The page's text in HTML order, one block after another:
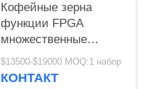
Кофейные зерна
функции FPGA
множественные
красят сортируя
машину
$13500-$19000 MOQ:1 набор
КОНТАКТ